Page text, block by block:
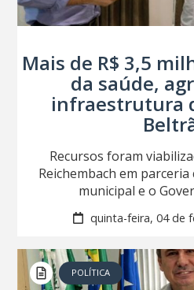
Mais de R$ 3,5
da saúde,
infraestrutura
Recursos foram
Reichembach em
municipal e o
quinta-feira, 04 de
POLÍTICA